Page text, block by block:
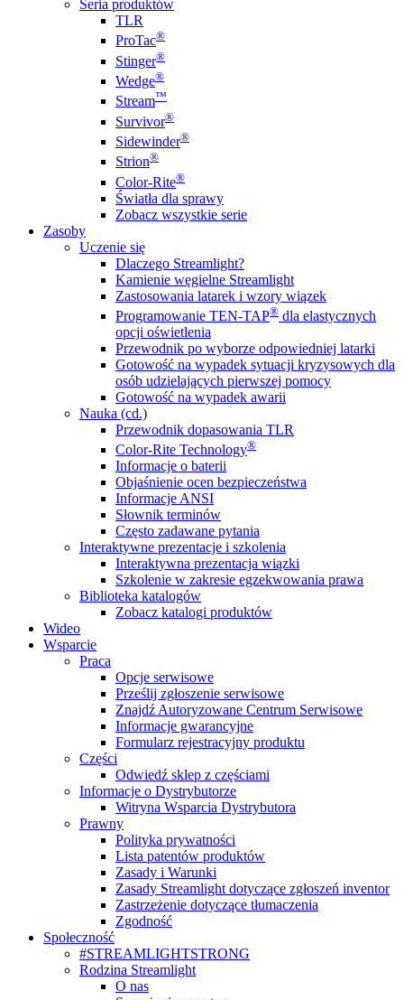
Seria produktów
TLR
ProTac®
Stinger®
Wedge®
Stream™
Survivor®
Sidewinder®
Strion®
Color-Rite®
Światła dla sprawy
Zobacz wszystkie serie
Zasoby
Uczenie się
Dlaczego Streamlight?
Kamienie węgielne Streamlight
Zastosowania latarek i wzory wiązek
Programowanie TEN-TAP® dla elastycznych
opcji oświetlenia
Przewodnik po wyborze odpowiedniej latarki
Gotowość na wypadek sytuacji kryzysowych dla
osób udzielających pierwszej pomocy
Gotowość na wypadek awarii
Nauka (cd.)
Przewodnik dopasowania TLR
Color-Rite Technology®
Informacje o baterii
Objaśnienie ocen bezpieczeństwa
Informacje ANSI
Słownik terminów
Często zadawane pytania
Interaktywne prezentacje i szkolenia
Interaktywna prezentacja wiązki
Szkolenie w zakresie egzekwowania prawa
Biblioteka katalogów
Zobacz katalogi produktów
Wideo
Wsparcie
Praca
Opcje serwisowe
Prześlij zgłoszenie serwisowe
Znajdź Autoryzowane Centrum Serwisowe
Informacje gwarancyjne
Formularz rejestracyjny produktu
Części
Odwiedź sklep z częściami
Informacje o Dystrybutorze
Witryna Wsparcia Dystrybutora
Prawny
Polityka prywatności
Lista patentów produktów
Zasady i Warunki
Zasady Streamlight dotyczące zgłoszeń inventor
Zastrzeżenie dotyczące tłumaczenia
Zgodność
Społeczność
#STREAMLIGHTSTRONG
Rodzina Streamlight
O nas